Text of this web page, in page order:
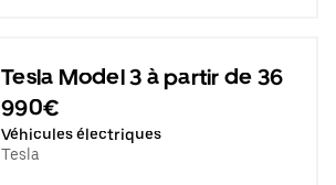
Tesla Model 3 à partir de 36
990€
Véhicules électriques
Tesla